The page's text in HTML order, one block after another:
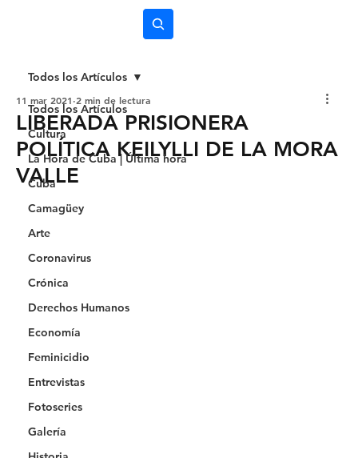
Todos los Artículos
Cultura
La Hora de Cuba | Última hora
Cuba
Camagüey
Arte
Coronavirus
Crónica
Derechos Humanos
Economía
Feminicidio
Entrevistas
Fotoseries
Galería
Todos los Artículos
LIBERADA PRISIONERA
POLÍTICA KEILYLLI DE LA MORA
VALLE
11 mar 2021 2 min de lectura